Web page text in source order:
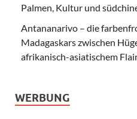
Palmen, Kultur und
Antananarivo – die
Madagaskars zwischen
afrikanisch-asiatischem
WERBUNG